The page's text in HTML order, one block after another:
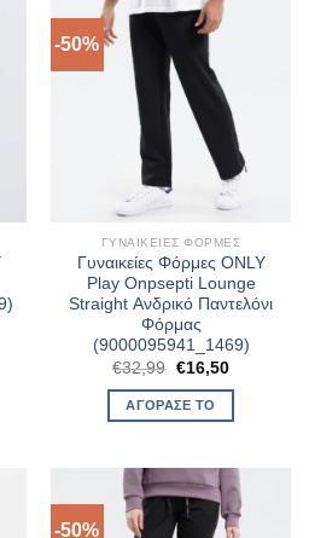
-50%
ΓΥΝΑΙΚΕΊΕΣ ΦΌΡΜΕΣ
Γυναικείες Φόρμες ONLY
Play Onpsepti Lounge
Straight Ανδρικό Παντελόνι
Φόρμας
(9000095941_1469)
€32,99 Original
price
was:
€32,99.
€16,50Η
τιμή
ΑΓΌΡΑΣΈ ΤΟ
-50%